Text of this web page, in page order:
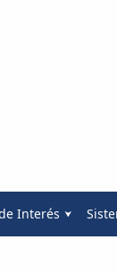
Interés